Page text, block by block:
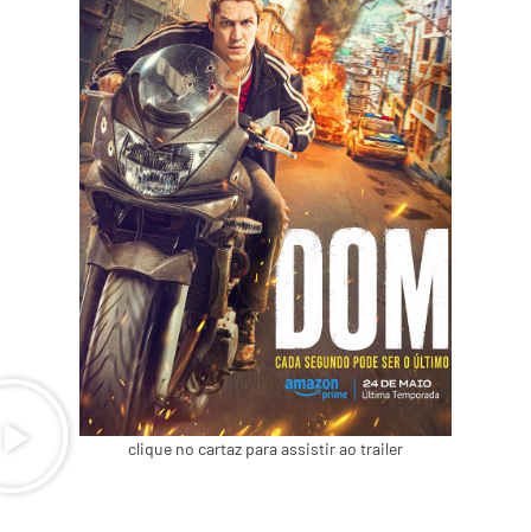
clique no cartaz para assistir ao trailer